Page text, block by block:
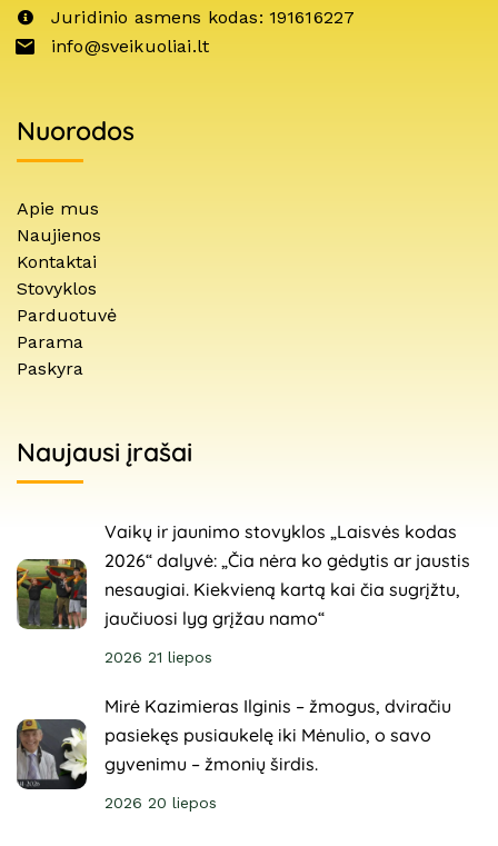
Juridinio asmens kodas: 191616227
info@sveikuoliai.lt
Nuorodos
Apie mus
Naujienos
Kontaktai
Stovyklos
Parduotuvė
Parama
Paskyra
Naujausi įrašai
Vaikų ir jaunimo stovyklos „Laisvės kodas
2026“ dalyvė: „Čia nėra ko gėdytis ar jaustis
nesaugiai. Kiekvieną kartą kai čia sugrįžtu,
jaučiuosi lyg grįžau namo“
2026 21 liepos
Mirė Kazimieras Ilginis – žmogus, dviračiu
pasiekęs pusiaukelę iki Mėnulio, o savo
gyvenimu – žmonių širdis.
2026 20 liepos